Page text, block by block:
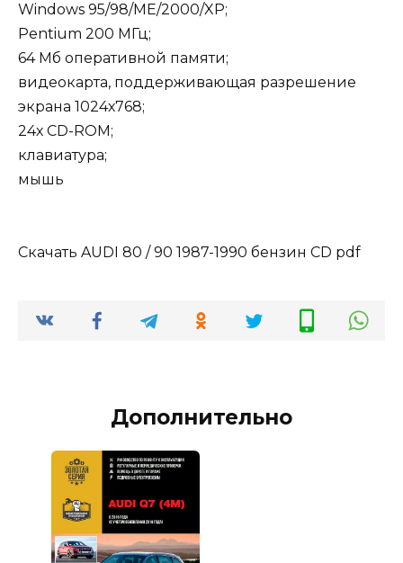
Windows 95/98/ME/2000/XP;
Pentium 200 МГц;
64 Мб оперативной памяти;
видеокарта, поддерживающая разрешение
экрана 1024х768;
24х CD-ROM;
клавиатура;
мышь
Скачать AUDI 80 / 90 1987-1990 бензин CD pdf
Дополнительно